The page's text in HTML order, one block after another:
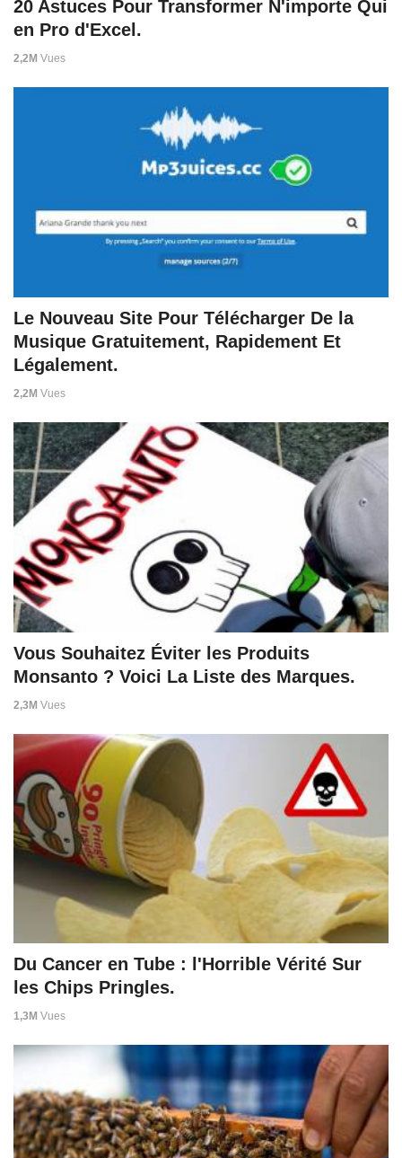
20 Astuces Pour Transformer N'importe Qui
en Pro d'Excel.
2,2M Vues
Le Nouveau Site Pour Télécharger De la
Musique Gratuitement, Rapidement Et
Légalement.
2,2M Vues
Vous Souhaitez Éviter les Produits
Monsanto ? Voici La Liste des Marques.
2,3M Vues
Du Cancer en Tube : l'Horrible Vérité Sur
les Chips Pringles.
1,3M Vues